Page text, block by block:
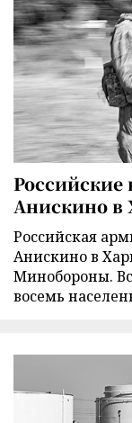
Российские
Анискино в
Российская
Анискино в
Минобороны.
восемь